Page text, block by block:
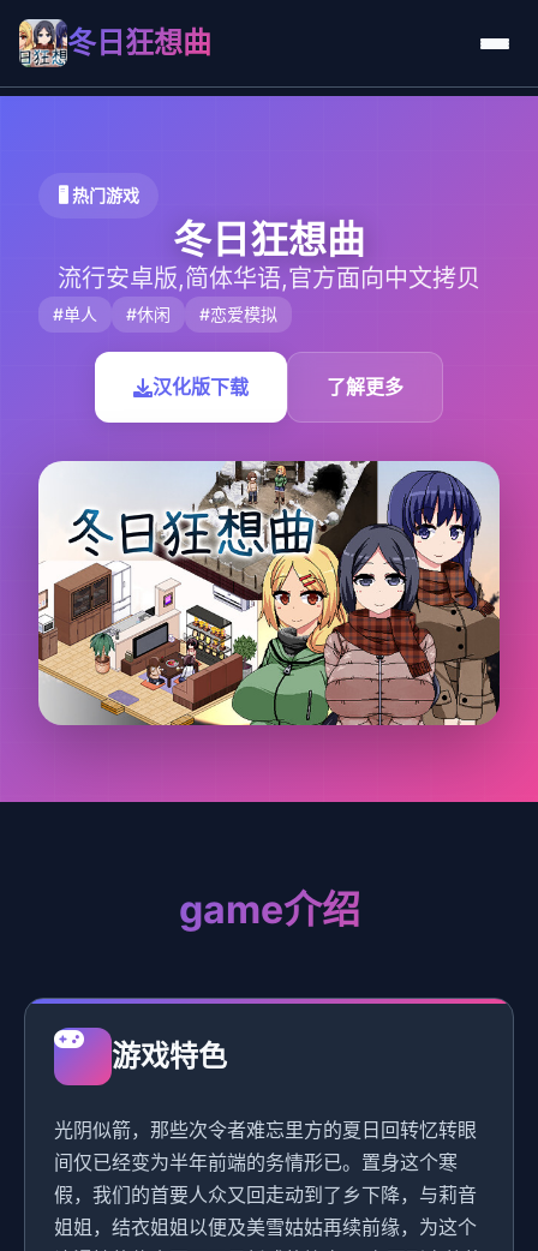
冬日狂想曲
🖥️ 热门游戏
冬日狂想曲
流行安卓版,简体华语,官方面向中文拷贝
#单人 #休闲 #恋爱模拟
汉化版下载 了解更多
game介绍
游戏特色
光阴似箭，那些次令者难忘里方的夏日回转忆转眼
间仅已经变为半年前端的务情形已。置身这个寒
假，我们的首要人众又回走动到了乡下降，与莉音
姐姐，结衣姐姐以便及美雪姑姑再续前缘，为这个